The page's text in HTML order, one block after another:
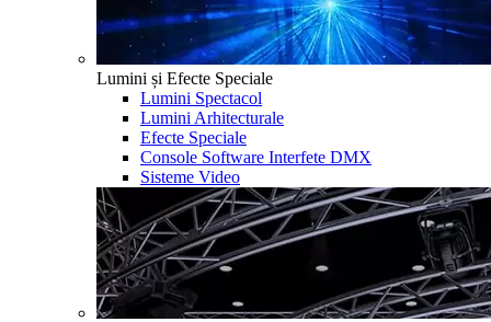
Lumini și Efecte Speciale
Lumini Spectacol
Lumini Arhitecturale
Efecte Speciale
Console Software Interfete DMX
Sisteme Video